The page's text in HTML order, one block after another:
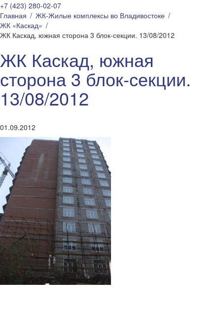
+7 (423) 280-02-07
Главная
ЖК-Жилые комплексы во Владивостоке
ЖК «Каскад»
ЖК Каскад, южная сторона 3 блок-секции. 13/08/2012
ЖК Каскад, южная
сторона 3 блок-секции.
13/08/2012
01.09.2012